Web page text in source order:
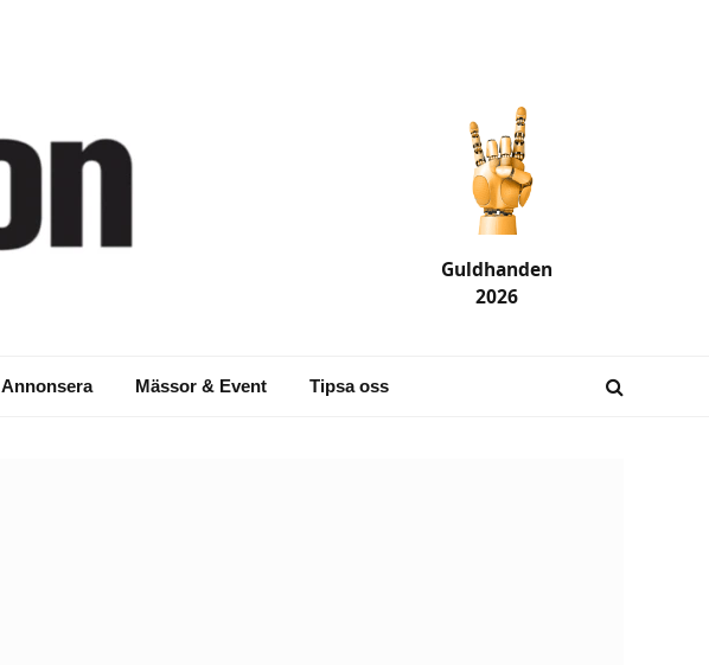
Guldhanden
2026
Annonsera Mässor & Event Tipsa oss